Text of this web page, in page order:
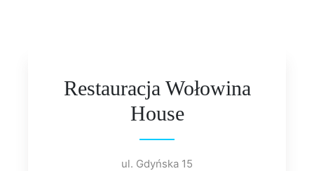
Restauracja Wołowina
House
ul. Gdyńska 15